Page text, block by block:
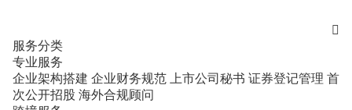

服务分类
专业服务
企业架构搭建 企业财务规范 上市公司秘书 证券登记管理 首
次公开招股 海外合规顾问